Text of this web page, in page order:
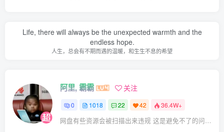
[波萝社] 2015.05.31 Vol.030 王语纯
[波萝社] 2015.05.29 Vol.029 夏小秋秋秋
[波萝社] 2015.05.26 Vol.027 Monkey小潘鼠
[波萝社] 2015.05.25 Vol.026 刘娅希
[波萝社] 2015.05.19 Vol.025 柳侑绮Sevenbaby
Life, there will always be the unexpected warmth and the
endless hope.
人生，总会有不期而遇的温暖，和生生不息的希望
阿里, 霸霸 关注
0 1018 22 42 36.4W+
网盘有些资源会被扫描出来违规 这是避免不了的问题 遇到失效的请评论回复 后面会整理重新打包上传补档